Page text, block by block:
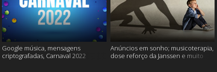
Google música, mensagens
criptografadas, Carnaval 2022
Anúncios em sonho; musicoterapia,
dose reforço da Janssen e muito